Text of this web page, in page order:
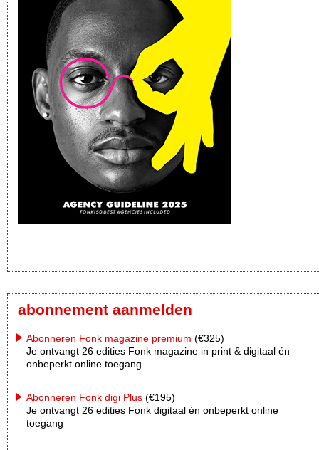
abonnement aanmelden
Abonneren Fonk magazine premium (€325)
Je ontvangt 26 edities Fonk magazine in print & digitaal én
onbeperkt online toegang
Abonneren Fonk digi Plus (€195)
Je ontvangt 26 edities Fonk digitaal én onbeperkt online
toegang